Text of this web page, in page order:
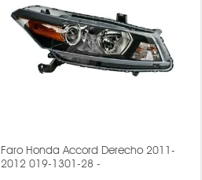
Faro Honda Accord Derecho 2011-
2012 019-1301-28 -